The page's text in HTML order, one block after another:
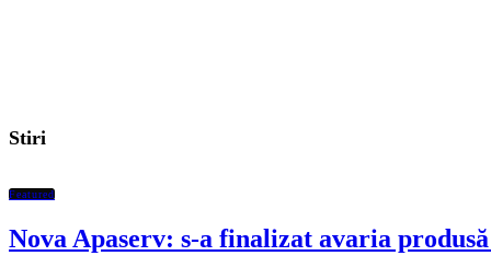
Stiri
Featured
Nova Apaserv: s-a finalizat avaria